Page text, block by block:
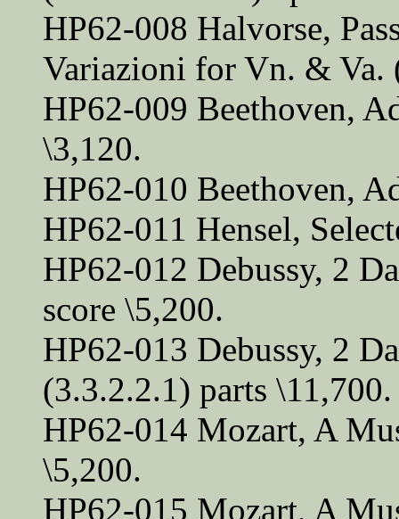
HP62-008 Halvorse,
Variazioni for Vn. & Va.
HP62-009 Beethoven,
\3,120.
HP62-010 Beethoven,
HP62-011 Hensel,
HP62-012 Debussy, 2
score \5,200.
HP62-013 Debussy, 2
(3.3.2.2.1) parts \11,700.
HP62-014 Mozart, A
\5,200.
HP62-015 Mozart, A